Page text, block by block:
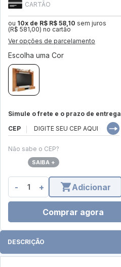
CARTÃO
ou 10x de R$ R$ 58,10 sem juros
(R$ 581,00) no cartão
Ver opções de parcelamento
Escolha uma Cor
Simule o frete e o prazo de entrega
CEP
Não sabe o CEP?
SAIBA +
- + Adicionar
Comprar agora
DESCRIÇÃO